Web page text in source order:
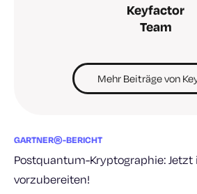
Keyfactor
Team
Mehr Beiträge von
GARTNER®-BERICHT
Postquantum-Kryptographie: Jetzt
vorzubereiten!